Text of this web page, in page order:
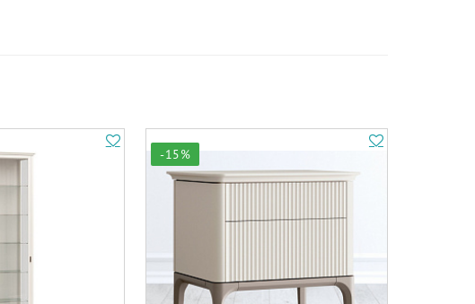
-15%